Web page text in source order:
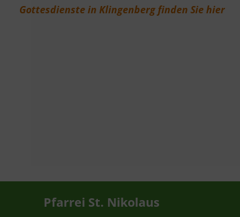
Gottesdienste in Klingenberg finden Sie hier
Pfarrei St. Nikolaus